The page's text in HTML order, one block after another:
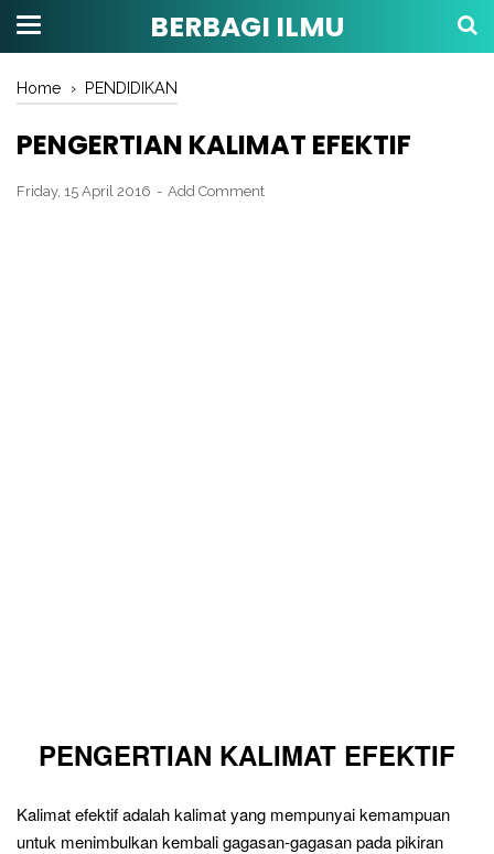
BERBAGI ILMU
Home › PENDIDIKAN
PENGERTIAN KALIMAT EFEKTIF
Friday, 15 April 2016 Add Comment
PENGERTIAN KALIMAT EFEKTIF
Kalimat efektif adalah kalimat yang mempunyai kemampuan
untuk menimbulkan kembali gagasan-gagasan pada pikiran